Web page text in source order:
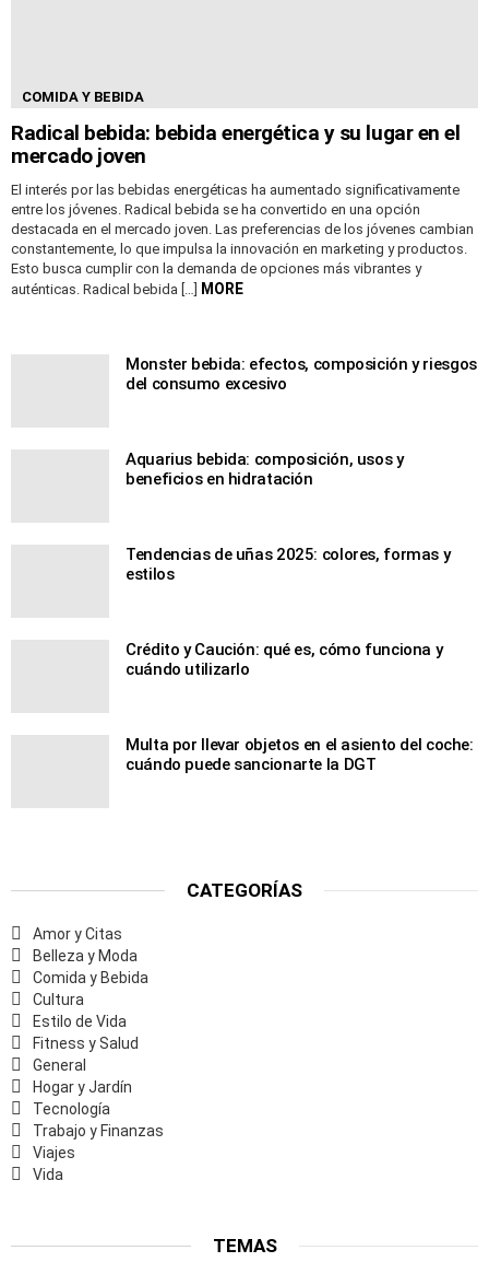
COMIDA Y BEBIDA
Radical bebida: bebida energética y su lugar en el
mercado joven
El interés por las bebidas energéticas ha aumentado significativamente
entre los jóvenes. Radical bebida se ha convertido en una opción
destacada en el mercado joven. Las preferencias de los jóvenes cambian
constantemente, lo que impulsa la innovación en marketing y productos.
Esto busca cumplir con la demanda de opciones más vibrantes y
auténticas. Radical bebida […] MORE
Monster bebida: efectos, composición y riesgos
del consumo excesivo
Aquarius bebida: composición, usos y
beneficios en hidratación
Tendencias de uñas 2025: colores, formas y
estilos
Crédito y Caución: qué es, cómo funciona y
cuándo utilizarlo
Multa por llevar objetos en el asiento del coche:
cuándo puede sancionarte la DGT
CATEGORÍAS
Amor y Citas
Belleza y Moda
Comida y Bebida
Cultura
Estilo de Vida
Fitness y Salud
General
Hogar y Jardín
Tecnología
Trabajo y Finanzas
Viajes
Vida
TEMAS